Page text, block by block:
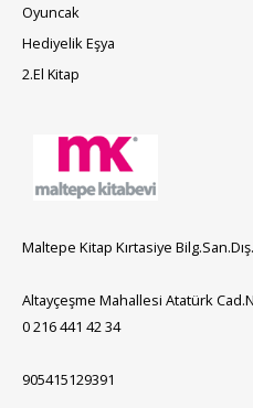
Oyuncak
Hediyelik Eşya
2.El Kitap
Maltepe Kitap Kırtasiye
Altayçeşme Mahallesi Atatürk
0 216 441 42 34
905415129391